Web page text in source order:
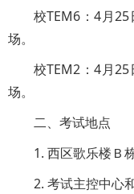
校TEM6：4月
场。
校TEM2：4月
场。
二、考试地点
1. 西区歌乐楼Ｂ
2. 考试主控中心